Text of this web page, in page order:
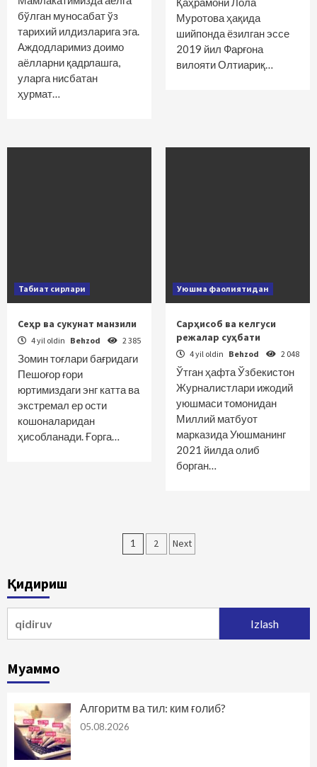
бўлган муносабат ўз
тарихий илдизларига эга.
Аждодларимиз доимо
аёлларни қадрлашга,
уларга нисбатан
ҳурмат…
Муротова ҳақида
шийпонда ёзилган эссе
2019 йил Фарғона
вилояти Олтиариқ…
Табиат сирлари
Сеҳр ва сукунат манзили
4 yil oldin Behzod 2 385
Зомин тоғлари бағридаги
Пешоғор ғори
юртимиздаги энг катта ва
экстремал ер ости
кошоналаридан
ҳисобланади. Ғорга…
Уюшма фаолиятидан
Сарҳисоб ва келгуси
режалар суҳбати
4 yil oldin Behzod 2 048
Ўтган ҳафта Ўзбекистон
Журналистлари ижодий
уюшмаси томонидан
Миллий матбуот
марказида Уюшманинг
2021 йилда олиб
борган…
Maqolalar
1 2 Next
Қидириш
Муаммо
Алгоритм ва тил: ким ғолиб?
05.08.2026